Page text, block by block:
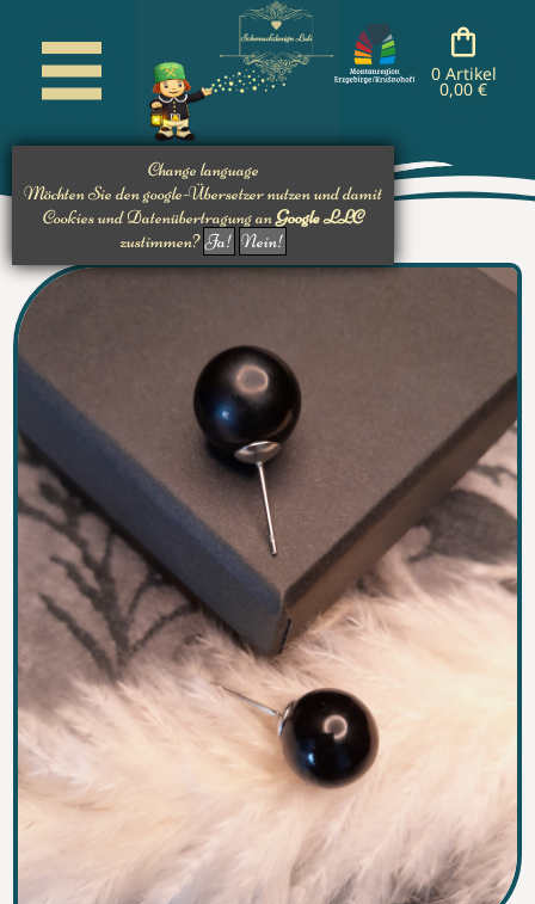
Change language
Möchten Sie den google-Übersetzer nutzen und damit
Cookies und Datenübertragung anGoogle LLC
zustimmen?Ja! Nein!
0 Artikel
0,00 €
nachladen
nachladen
nachladen